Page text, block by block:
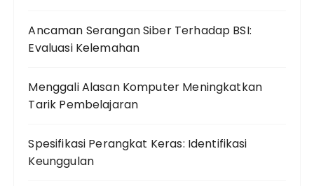
Ancaman Serangan Siber Terhadap BSI:
Evaluasi Kelemahan
Menggali Alasan Komputer Meningkatkan
Tarik Pembelajaran
Spesifikasi Perangkat Keras: Identifikasi
Keunggulan